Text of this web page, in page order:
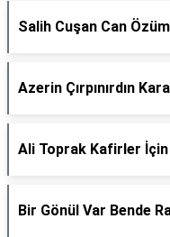
Salih Cuşan Can
Azerin Çırpınırdın
Ali Toprak Kafirler İçin
Bir Gönül Var Bende